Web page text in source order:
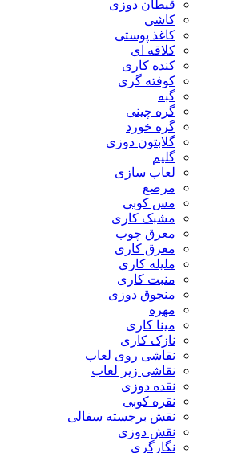
قیطان دوزی
کاشی
کاغذ پوستی
کلاقه ای
کنده کاری
کوفته گری
گبه
گره چینی
گره خورد
گلابتون دوزی
گلیم
لعاب سازی
مرصع
مس کوبی
مشبک کاری
معرق چوب
معرق کاری
مليله کاری
منبت کاری
منجوق دوزی
مهره
مینا کاری
نازک کاری
نقاشی روی لعاب
نقاشی زیر لعاب
نقده دوزی
نقره کوبی
نقش برجسته سفالی
نقش دوزی
نگارگری